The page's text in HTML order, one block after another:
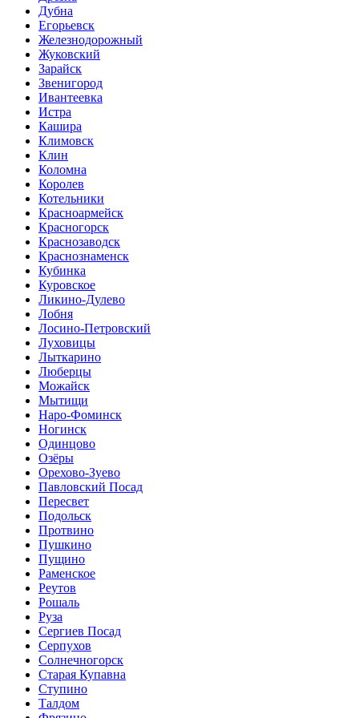
Дубна
Егорьевск
Железнодорожный
Жуковский
Зарайск
Звенигород
Ивантеевка
Истра
Кашира
Климовск
Клин
Коломна
Королев
Котельники
Красноармейск
Красногорск
Краснозаводск
Краснознаменск
Кубинка
Куровское
Ликино-Дулево
Лобня
Лосино-Петровский
Луховицы
Лыткарино
Люберцы
Можайск
Мытищи
Наро-Фоминск
Ногинск
Одинцово
Озёры
Орехово-Зуево
Павловский Посад
Пересвет
Подольск
Протвино
Пушкино
Пущино
Раменское
Реутов
Рошаль
Руза
Сергиев Посад
Серпухов
Солнечногорск
Старая Купавна
Ступино
Талдом